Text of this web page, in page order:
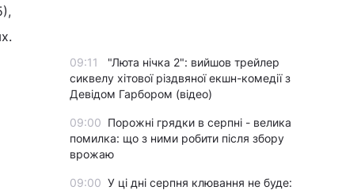
09:11
"Люта нічка 2": вийшов трейлер
сиквелу хітової різдвяної екшн-комедії з
Девідом Гарбором (відео)
09:00 Порожні грядки в серпні - велика
помилка: що з ними робити після збору
врожаю
09:00 У ці дні серпня клювання не буде: